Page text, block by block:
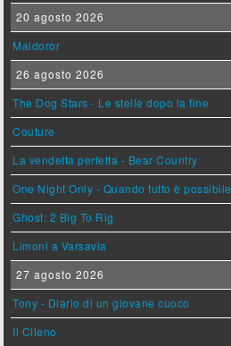
20 agosto 2026
Maldoror
26 agosto 2026
The Dog Stars - Le stelle dopo la fine
Couture
La vendetta perfetta - Bear Country
One Night Only - Quando tutto è possibile
Ghost: 2 Big To Rig
Limoni a Varsavia
27 agosto 2026
Tony - Diario di un giovane cuoco
Il Cileno